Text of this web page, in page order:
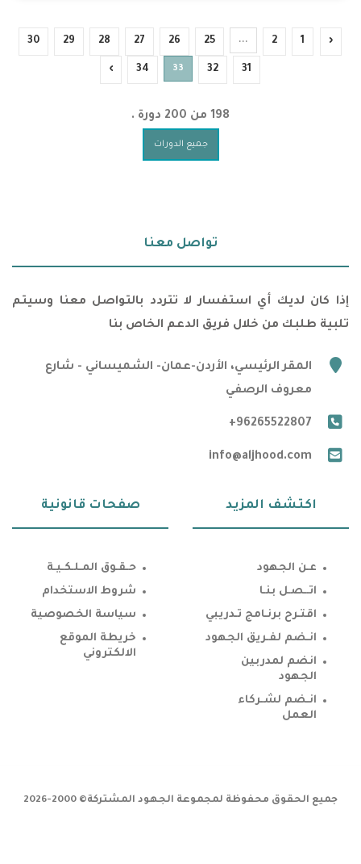
‹
1
2
...
25
26
27
28
29
30
31
32
33
34
›
198 من 200 دورة .
جميع الدورات
تواصل معنا
إذا كان لديك أي استفسار لا تتردد بالتواصل معنا وسيتم
تلبية طلبك من خلال فريق الدعم الخاص بنا
marker
المقر الرئيسي، الأردن-عمان- الشميساني - شارع
معروف الرصفي
phone
+96265522807
email
info@aljhood.com
صفحات قانونية
حـقـوق المـلـكـيـة
شروط الاستخدام
سياسة الخصوصية
خريطة الموقع
الالكتروني
اكتشف المزيد
عـن الجهود
اتــصـل بنـا
اقتـرح برنـامج تـدريبي
انـضم لفـريق الجهود
انضم لمدربين
الجهود
انـضم لشـركاء
العمل
جميع الحقوق محفوظة لمجموعة الجهود المشتركة© 2000-2026